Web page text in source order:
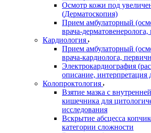
Осмотр кожи под
(Дерматоскопия)
Прием амбулаторный
врача-
Кардиология
Прием амбулаторный
врача-кардиолога,
Электрокардиография
описание, интерпретация
Колопроктология
Взятие мазка с
кишечника для
исследования
Вскрытие абсцесса
категории сложности